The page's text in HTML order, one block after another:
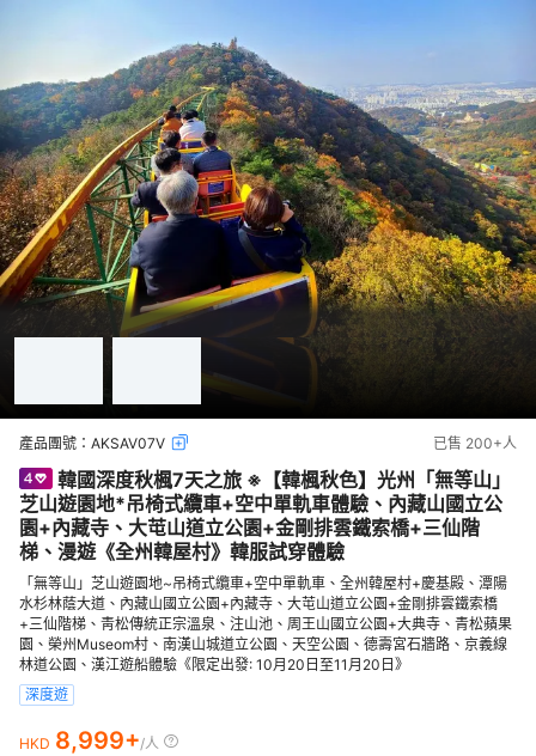
產品團號： AKSAV07V 已售 200+人
韓國深度秋楓7天之旅 ※【韓楓秋色】光州「無等山」
芝山遊園地*吊椅式纜車+空中單軌車體驗、內藏山國立公
園+內藏寺、大芚山道立公園+金剛排雲鐵索橋+三仙階
梯、漫遊《全州韓屋村》韓服試穿體驗
「無等山」芝山遊園地~吊椅式纜車+空中單軌車、全州韓屋村+慶基殿、潭陽
水杉林蔭大道、內藏山國立公園+內藏寺、大芚山道立公園+金剛排雲鐵索橋
+三仙階梯、靑松傳統正宗溫泉、注山池、周王山國立公園+大典寺、青松蘋果
園、榮州Museom村、南漢山城道立公園、天空公園、德壽宮石牆路、京義線
林道公園、漢江遊船體驗《限定出發: 10月20日至11月20日》
深度遊
HKD 8,999+/人